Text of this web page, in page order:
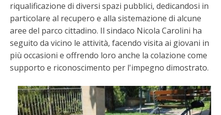
riqualificazione di diversi spazi pubblici, dedicandosi in
particolare al recupero e alla sistemazione di alcune
aree del parco cittadino. Il sindaco Nicola Carolini ha
seguito da vicino le attività, facendo visita ai giovani in
più occasioni e offrendo loro anche la colazione come
supporto e riconoscimento per l'impegno dimostrato.